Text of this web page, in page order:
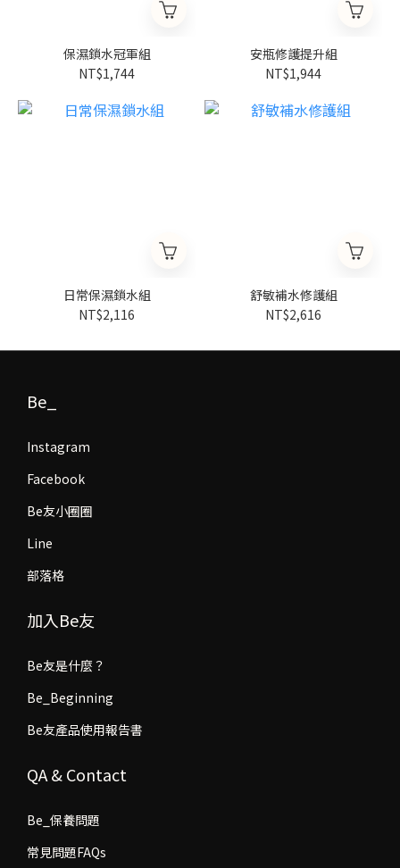
保濕鎖水冠軍組
NT$1,744
安瓶修護提升組
NT$1,944
日常保濕鎖水組
NT$2,116
舒敏補水修護組
NT$2,616
Be_
Instagram
Facebook
Be友小圈圈
Line
部落格
加入Be友
Be友是什麼？
Be_Beginning
Be友產品使用報告書
QA & Contact
Be_保養問題
常見問題FAQs